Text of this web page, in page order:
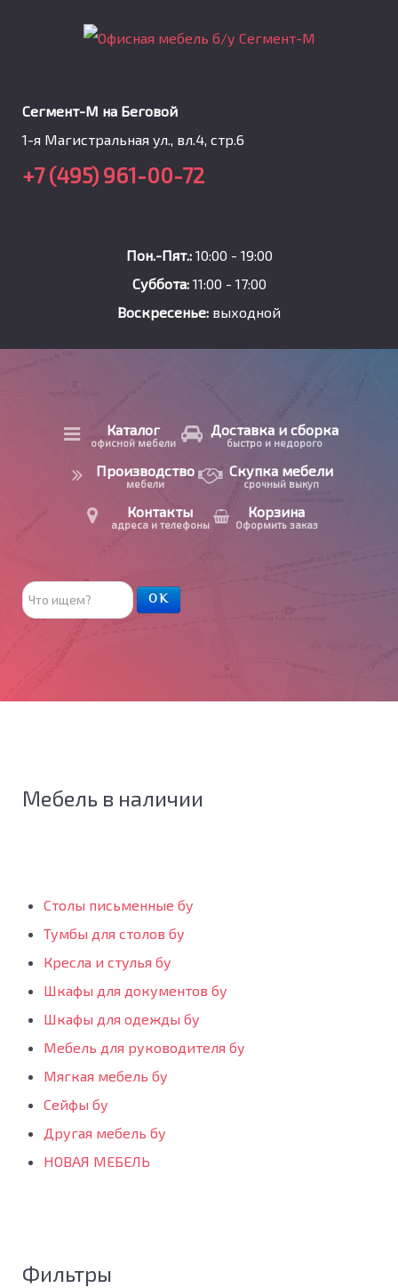
Сегмент-М на Беговой
1-я Магистральная ул., вл.4, стр.6
+7 (495) 961-00-72
Пон.-Пят.: 10:00 - 19:00
Суббота:11:00 - 17:00
Воскресенье: выходной
Каталог
офисной мебели
Доставка и сборка
быстро и недорого
Производство
мебели
Скупка мебели
срочный выкуп
Контакты
адреса и телефоны
Корзина
Оформить заказ
Поиск
товара
ОК
Мебель в наличии
Столы письменные бу
Тумбы для столов бу
Кресла и стулья бу
Шкафы для документов бу
Шкафы для одежды бу
Мебель для руководителя бу
Мягкая мебель бу
Сейфы бу
Другая мебель бу
НОВАЯ МЕБЕЛЬ
Фильтры